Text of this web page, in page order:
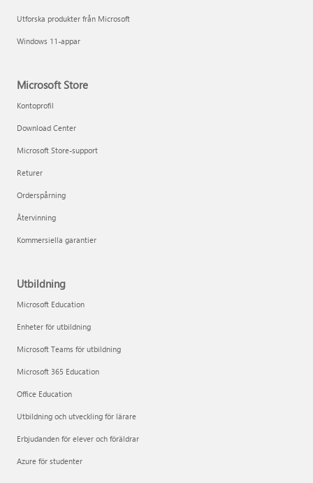
Utforska produkter från Microsoft
Windows 11-appar
Microsoft Store
Kontoprofil
Download Center
Microsoft Store-support
Returer
Orderspårning
Återvinning
Kommersiella garantier
Utbildning
Microsoft Education
Enheter för utbildning
Microsoft Teams för utbildning
Microsoft 365 Education
Office Education
Utbildning och utveckling för lärare
Erbjudanden för elever och föräldrar
Azure för studenter